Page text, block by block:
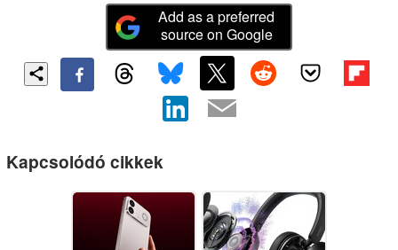
Add as a preferred
source on Google
Kapcsolódó cikkek